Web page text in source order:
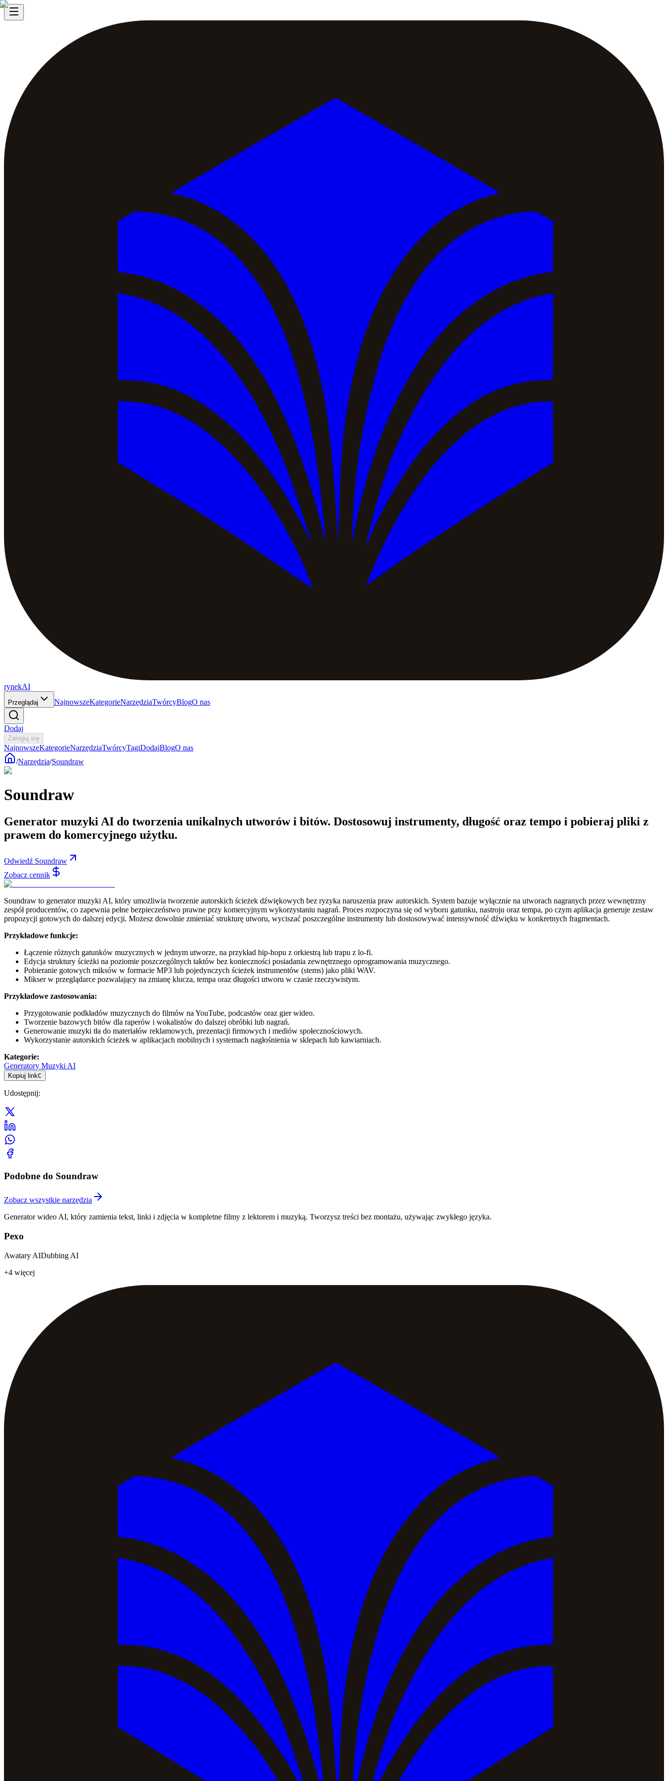
rynekAI
Przeglądaj NajnowszeKategorieNarzędziaTwórcyBlogO nas
Dodaj
Zaloguj się
NajnowszeKategorieNarzędziaTwórcyTagiDodajBlogO nas
/Narzędzia/Soundraw
Soundraw
Generator muzyki AI do tworzenia unikalnych utworów i bitów. Dostosowuj instrumenty, długość oraz tempo i pobieraj pliki z
prawem do komercyjnego użytku.
Odwiedź Soundraw
Zobacz cennik
Soundraw to generator muzyki AI, który umożliwia tworzenie autorskich ścieżek dźwiękowych bez ryzyka naruszenia praw autorskich. System bazuje wyłącznie na utworach nagranych przez wewnętrzny
zespół producentów, co zapewnia pełne bezpieczeństwo prawne przy komercyjnym wykorzystaniu nagrań. Proces rozpoczyna się od wyboru gatunku, nastroju oraz tempa, po czym aplikacja generuje zestaw
propozycji gotowych do dalszej edycji. Możesz dowolnie zmieniać strukturę utworu, wyciszać poszczególne instrumenty lub dostosowywać intensywność dźwięku w konkretnych fragmentach.
Przykładowe funkcje:
Łączenie różnych gatunków muzycznych w jednym utworze, na przykład hip-hopu z orkiestrą lub trapu z lo-fi.
Edycja struktury ścieżki na poziomie poszczególnych taktów bez konieczności posiadania zewnętrznego oprogramowania muzycznego.
Pobieranie gotowych miksów w formacie MP3 lub pojedynczych ścieżek instrumentów (stems) jako pliki WAV.
Mikser w przeglądarce pozwalający na zmianę klucza, tempa oraz długości utworu w czasie rzeczywistym.
Przykładowe zastosowania:
Przygotowanie podkładów muzycznych do filmów na YouTube, podcastów oraz gier wideo.
Tworzenie bazowych bitów dla raperów i wokalistów do dalszej obróbki lub nagrań.
Generowanie muzyki tła do materiałów reklamowych, prezentacji firmowych i mediów społecznościowych.
Wykorzystanie autorskich ścieżek w aplikacjach mobilnych i systemach nagłośnienia w sklepach lub kawiarniach.
Kategorie:
Generatory Muzyki AI
Kopiuj linkC
Udostępnij:
Podobne do Soundraw
Zobacz wszystkie narzędzia
Generator wideo AI, który zamienia tekst, linki i zdjęcia w kompletne filmy z lektorem i muzyką. Tworzysz treści bez montażu, używając zwykłego języka.
Pexo
Awatary AIDubbing AI
+4 więcej